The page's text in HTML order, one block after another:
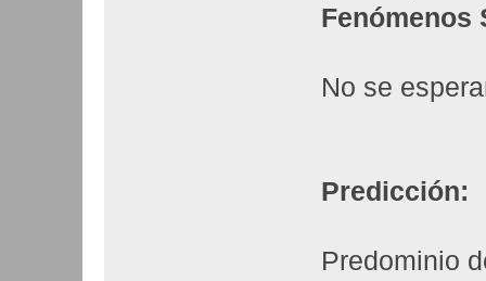
Fenómenos
No se
Predicción:
Predominio